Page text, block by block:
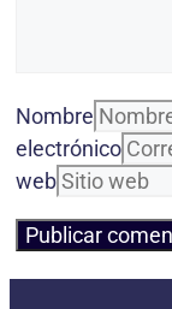
Nombre
electrónico
web